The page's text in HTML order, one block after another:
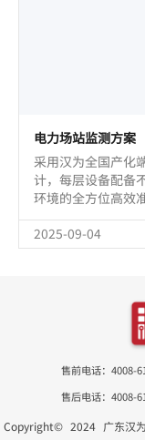
电力场站监测方案
采用汉为全国产化
计，每层设备配备
环境的全方位高效
2025-09-04
售前电话：4008-
售后电话：4008-
Copyright© 2024 广东汉